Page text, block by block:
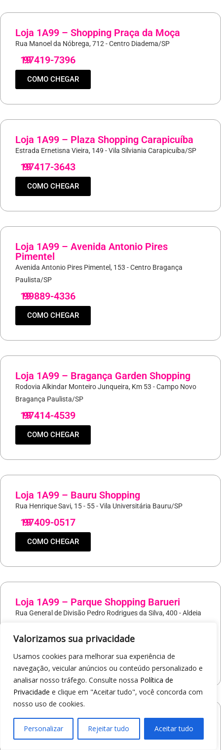
Valorizamos sua privacidade
Usamos cookies para melhorar sua experiência de
navegação, veicular anúncios ou conteúdo personalizado e
analisar nosso tráfego. Consulte nossa Política de
Privacidade e clique em "Aceitar tudo", você concorda com
nosso uso de cookies.
Personalizar Rejeitar tudo Aceitar tudo
Loja 1A99 – Shopping Praça da Moça
Rua Manoel da Nóbrega, 712 - Centro Diadema/SP
19
97419-7396
COMO CHEGAR
Loja 1A99 – Plaza Shopping Carapicuíba
Estrada Ernetisna Vieira, 149 - Vila Silviania Carapicuíba/SP
19
97417-3643
COMO CHEGAR
Loja 1A99 – Avenida Antonio Pires
Pimentel
Avenida Antonio Pires Pimentel, 153 - Centro Bragança
Paulista/SP
19
99889-4336
COMO CHEGAR
Loja 1A99 – Bragança Garden Shopping
Rodovia Alkindar Monteiro Junqueira, Km 53 - Campo Novo
Bragança Paulista/SP
19
97414-4539
COMO CHEGAR
Loja 1A99 – Bauru Shopping
Rua Henrique Savi, 15 - 55 - Vila Universitária Bauru/SP
19
97409-0517
COMO CHEGAR
Loja 1A99 – Parque Shopping Barueri
Rua General de Divisão Pedro Rodrigues da Silva, 400 - Aldeia
19
97421-9037
COMO CHEGAR
Loja 1A99 – North Shopping Barretos
Via Conselheiro Antonio Prado, 1400 - Pedro Cavaline